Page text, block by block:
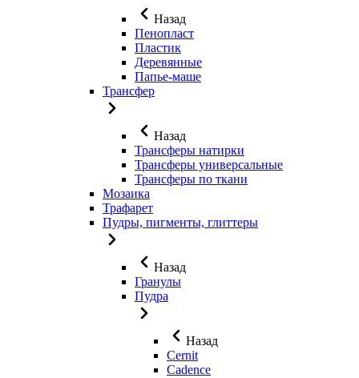
Назад
Пенопласт
Пластик
Деревянные
Папье-маше
Трансфер
Назад
Трансферы натирки
Трансферы универсальные
Трансферы по ткани
Мозаика
Трафарет
Пудры, пигменты, глиттеры
Назад
Гранулы
Пудра
Назад
Cernit
Cadence